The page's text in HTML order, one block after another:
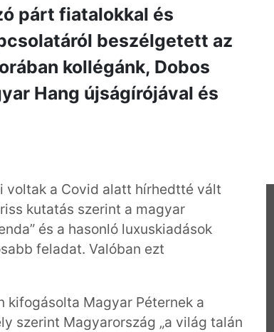
párt fiatalokkal és
beszélgetett az
kollégánk, Dobos
Hang újságírójával és
voltak a Covid alatt hírhedtté vált
kutatás szerint a magyar
és a hasonló luxuskiadások
feladat. Valóban ezt
kifogásolta Magyar Péternek a
szerint Magyarország „a világ talán